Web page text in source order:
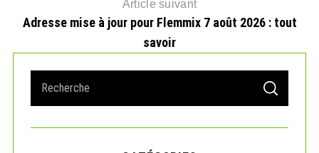
Article suivant
Adresse mise à jour pour Flemmix 7 août 2026 : tout
savoir
a
r
S
A
C